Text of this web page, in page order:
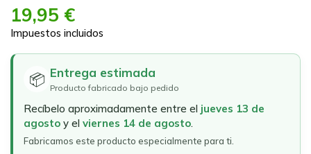
19,95 €
Impuestos incluidos
📦 Entrega estimada
Producto fabricado bajo pedido
Recíbelo aproximadamente entre el jueves 13 de
agosto y el viernes 14 de agosto.
Fabricamos este producto especialmente para ti.